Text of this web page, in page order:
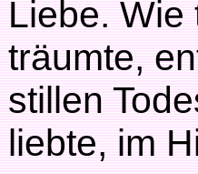
Liebe. Wie
träumte,
stillen
liebte, im